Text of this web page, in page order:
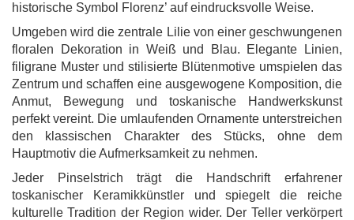
historische Symbol Florenz’ auf eindrucksvolle Weise.
Umgeben wird die zentrale Lilie von einer geschwungenen
floralen Dekoration in Weiß und Blau. Elegante Linien,
filigrane Muster und stilisierte Blütenmotive umspielen das
Zentrum und schaffen eine ausgewogene Komposition, die
Anmut, Bewegung und toskanische Handwerkskunst
perfekt vereint. Die umlaufenden Ornamente unterstreichen
den klassischen Charakter des Stücks, ohne dem
Hauptmotiv die Aufmerksamkeit zu nehmen.
Jeder Pinselstrich trägt die Handschrift erfahrener
toskanischer Keramikkünstler und spiegelt die reiche
kulturelle Tradition der Region wider. Der Teller verkörpert